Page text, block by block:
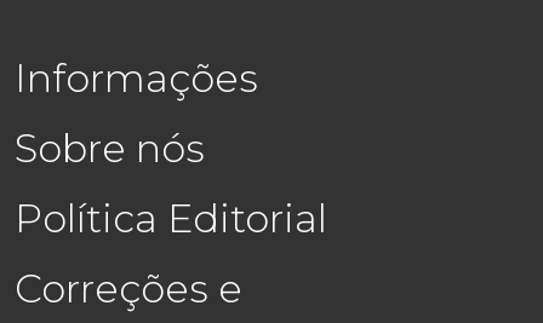
Informações
Sobre nós
Política Editorial
Correções e